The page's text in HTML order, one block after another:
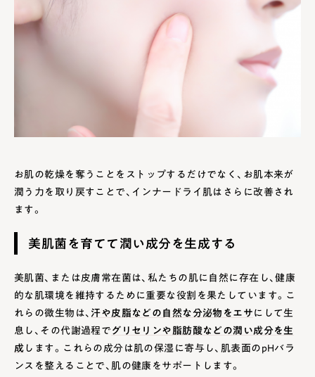
お肌の乾燥を奪うことをストップするだけでなく、お肌本来が
潤う力を取り戻すことで、インナードライ肌はさらに改善され
ます。
美肌菌を育てて潤い成分を生成する
美肌菌、または皮膚常在菌は、私たちの肌に自然に存在し、健康
的な肌環境を維持するために重要な役割を果たしています。こ
れらの微生物は、 汗や皮脂などの自然な分泌物をエサにして生
息し、その代謝過程でグリセリンや脂肪酸などの潤い成分を生
成します。これらの成分は肌の保湿に寄与し、肌表面のpHバラ
ンスを整えることで、肌の健康をサポートします。